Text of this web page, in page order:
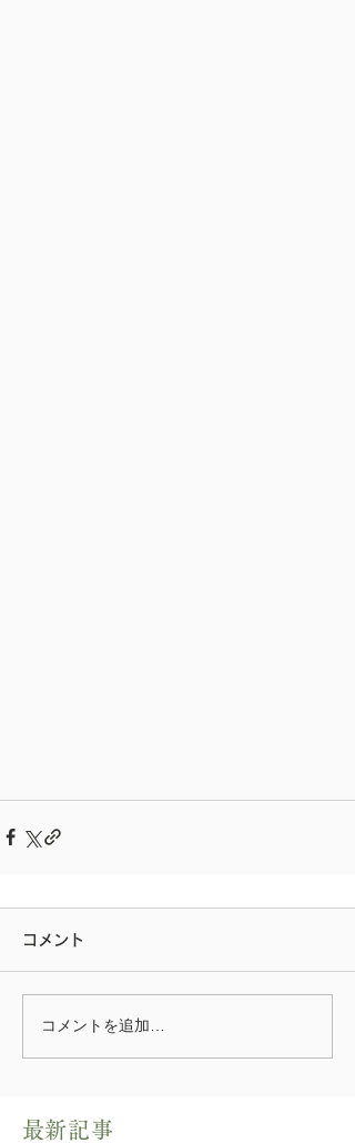
コメント
コメントを追加…
​最新記事